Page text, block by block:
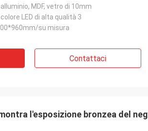
alluminio, MDF, vetro di 10mm
colore LED di alta qualità 3
su misura
Contattaci
l'esposizione bronzea del